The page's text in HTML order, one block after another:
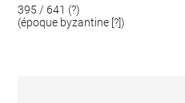
395 / 641 (?)
(époque byzantine [?])